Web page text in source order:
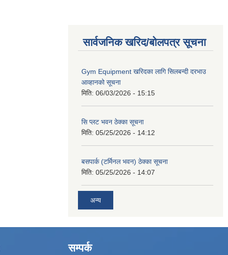
सार्वजनिक खरिद/बोलपत्र सूचना
Gym Equipment खरिदका लागि सिलबन्दी दरभाउ
आव्हानको सूचना
मिति: 06/03/2026 - 15:15
सि प्लट भवन ठेक्का सूचना
मिति: 05/25/2026 - 14:12
बसपार्क (टर्मिनल भवन) ठेक्का सूचना
मिति: 05/25/2026 - 14:07
अन्य
सम्पर्क